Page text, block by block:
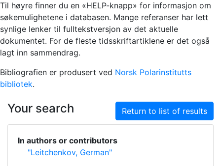
Til høyre finner du en «HELP-knapp» for informasjon om
søkemulighetene i databasen. Mange referanser har lett
synlige lenker til fulltekstversjon av det aktuelle
dokumentet. For de fleste tidsskriftartiklene er det også
lagt inn sammendrag.
Bibliografien er produsert ved Norsk Polarinstitutts
bibliotek.
Your search Return to list of results
In authors or contributors
"Leitchenkov, German"